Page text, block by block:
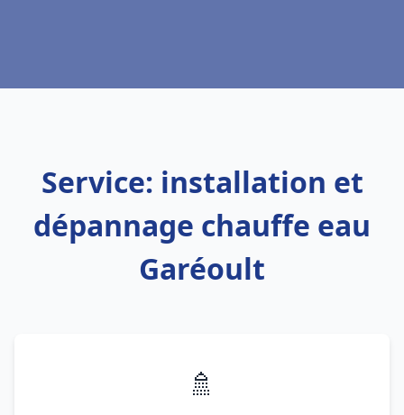
Service: installation et
dépannage chauffe eau
Garéoult
🚿